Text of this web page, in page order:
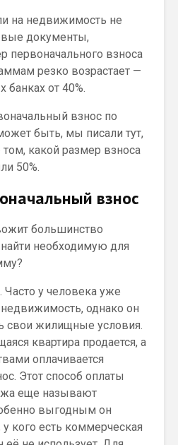
на недвижимость не
документы,
первоначального взноса
резко возрастает —
банках от 40%.
взнос по
быть, мы писали тут,
том, какой размер взноса
50%.
взнос
большинство
необходимую для
у человека уже
однако он
свои жилищные условия.
квартира продается, а
оплачивается
Этот способ оплаты
еще называют
выгодным он
у кого есть коммерческая